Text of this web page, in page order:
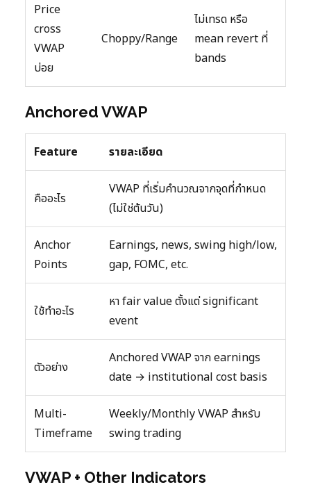
Price
cross
VWAP
บ่อย
Choppy/Range
ไม่เทรด หรือ
mean revert ที่
bands
Anchored VWAP
Feature รายละเอียด
คืออะไร
VWAP ที่เริ่มคำนวณจากจุดที่กำหนด
(ไม่ใช่ต้นวัน)
Anchor
Points
Earnings, news, swing high/low,
gap, FOMC, etc.
ใช้ทำอะไร
หา fair value ตั้งแต่ significant
event
ตัวอย่าง
Anchored VWAP จาก earnings
date → institutional cost basis
Multi-
Timeframe
Weekly/Monthly VWAP สำหรับ
swing trading
VWAP + Other Indicators